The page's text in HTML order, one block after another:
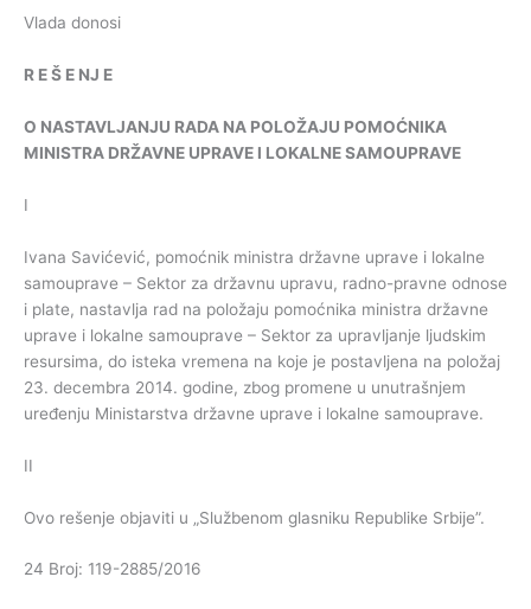
Vlada donosi
R EŠ E NJ E
O NASTAVLJANJU RADA NA POLOŽAJU POMOĆNIKA
MINISTRA DRŽAVNE UPRAVE I LOKALNESAMOUPRAVE
I
Ivana Savićević, pomoćnik ministra državne uprave i lokalne
samouprave – Sektor za državnu upravu, radno-pravne odnose
i plate, nastavlja rad na položaju pomoćnika ministra državne
uprave i lokalne samouprave – Sektor za upravljanje ljudskim
resursima, do isteka vremena na koje je postavljena na položaj
23. decembra 2014. godine, zbog promene u unutrašnjem
uređenju Ministarstva državne uprave i lokalne samouprave.
II
Ovo rešenje objaviti u „Službenom glasniku Republike Srbije”.
24 Broj: 119-2885/2016